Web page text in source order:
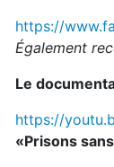
https://
Également
Le
https://
«Prisons